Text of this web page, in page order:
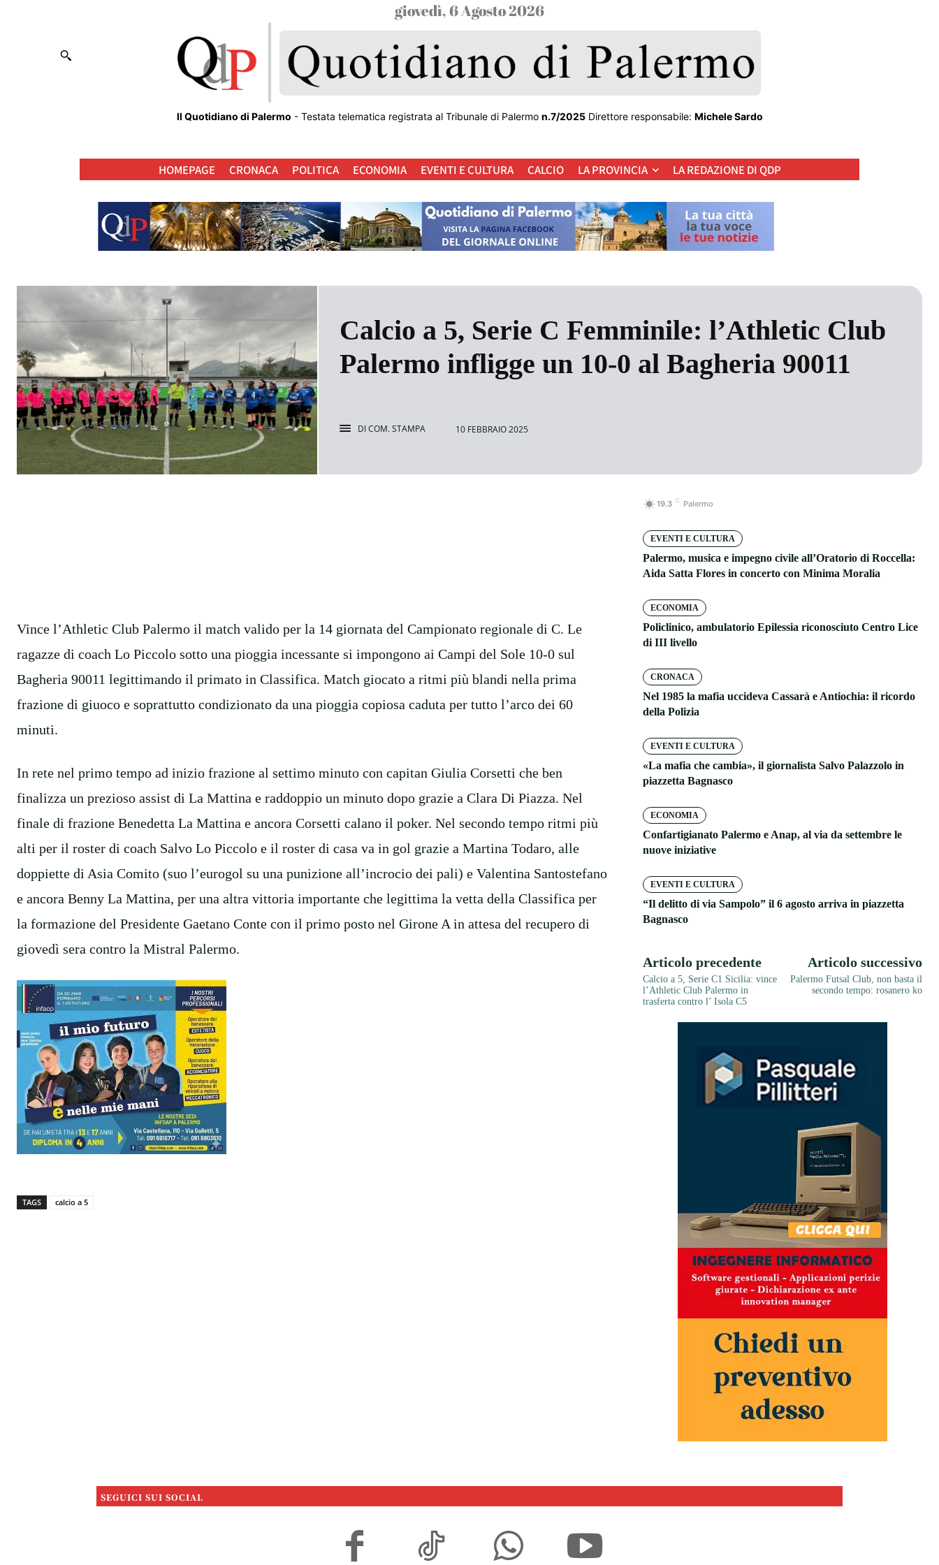
giovedì, 6 Agosto 2026
Il Quotidiano di Palermo - Testata telematica registrata al Tribunale di Palermo n.7/2025Direttore responsabile: Michele Sardo
HOMEPAGE CRONACA POLITICA ECONOMIA EVENTI E CULTURA CALCIO LA PROVINCIA LA REDAZIONE DI QDP
Calcio a 5, Serie C Femminile: l’Athletic Club
Palermo infligge un 10-0 al Bagheria 90011
DICOM. STAMPA 10 FEBBRAIO 2025
Vince l’Athletic Club Palermo il match valido per la 14 giornata del Campionato regionale di C. Le
ragazze di coach Lo Piccolo sotto una pioggia incessante si impongono ai Campi del Sole 10-0 sul
Bagheria 90011 legittimando il primato in Classifica. Match giocato a ritmi più blandi nella prima
frazione di giuoco e soprattutto condizionato da una pioggia copiosa caduta per tutto l’arco dei 60
minuti.
In rete nel primo tempo ad inizio frazione al settimo minuto con capitan Giulia Corsetti che ben
finalizza un prezioso assist di La Mattina e raddoppio un minuto dopo grazie a Clara Di Piazza. Nel
finale di frazione Benedetta La Mattina e ancora Corsetti calano il poker. Nel secondo tempo ritmi più
alti per il roster di coach Salvo Lo Piccolo e il roster di casa va in gol grazie a Martina Todaro, alle
doppiette di Asia Comito (suo l’eurogol su una punizione all’incrocio dei pali) e Valentina Santostefano
e ancora Benny La Mattina, per una altra vittoria importante che legittima la vetta della Classifica per
la formazione del Presidente Gaetano Conte con il primo posto nel Girone A in attesa del recupero di
giovedì sera contro la Mistral Palermo.
TAGS calcio a 5
19.3 C Palermo
EVENTI E CULTURA
Palermo, musica e impegno civile all’Oratorio di Roccella:
Aida Satta Flores in concerto con Minima Moralia
ECONOMIA
Policlinico, ambulatorio Epilessia riconosciuto Centro Lice
di III livello
CRONACA
Nel 1985 la mafia uccideva Cassarà e Antiochia: il ricordo
della Polizia
EVENTI E CULTURA
«La mafia che cambia», il giornalista Salvo Palazzolo in
piazzetta Bagnasco
ECONOMIA
Confartigianato Palermo e Anap, al via da settembre le
nuove iniziative
EVENTI E CULTURA
“Il delitto di via Sampolo” il 6 agosto arriva in piazzetta
Bagnasco
Articolo precedente
Calcio a 5, Serie C1 Sicilia: vince
l’Athletic Club Palermo in
trasferta contro l’ Isola C5
Articolo successivo
Palermo Futsal Club, non basta il
secondo tempo: rosanero ko
SEGUICI SUI SOCIAL